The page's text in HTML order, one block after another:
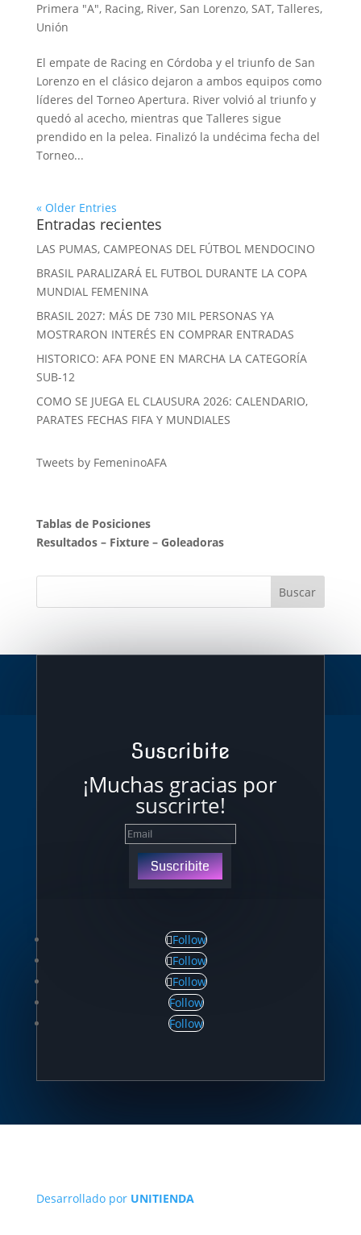
Primera "A", Racing, River, San Lorenzo, SAT, Talleres,
Unión
El empate de Racing en Córdoba y el triunfo de San
Lorenzo en el clásico dejaron a ambos equipos como
líderes del Torneo Apertura. River volvió al triunfo y
quedó al acecho, mientras que Talleres sigue
prendido en la pelea. Finalizó la undécima fecha del
Torneo...
« Older Entries
Entradas recientes
LAS PUMAS, CAMPEONAS DEL FÚTBOL MENDOCINO
BRASIL PARALIZARÁ EL FUTBOL DURANTE LA COPA
MUNDIAL FEMENINA
BRASIL 2027: MÁS DE 730 MIL PERSONAS YA
MOSTRARON INTERÉS EN COMPRAR ENTRADAS
HISTORICO: AFA PONE EN MARCHA LA CATEGORÍA
SUB-12
COMO SE JUEGA EL CLAUSURA 2026: CALENDARIO,
PARATES FECHAS FIFA Y MUNDIALES
Tweets by FemeninoAFA
Tablas de Posiciones
Resultados– Fixture– Goleadoras
Suscribite
¡Muchas gracias por
suscrirte!
Suscribite
Follow
Follow
Follow
Follow
Follow
Desarrollado por UNITIENDA